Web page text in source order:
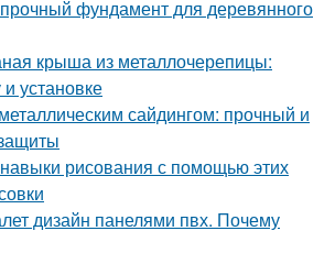
прочный фундамент для деревянного
крыша из металлочерепицы:
установке
сайдингом: прочный и
рисования с помощью этих
дизайн панелями пвх. Почему